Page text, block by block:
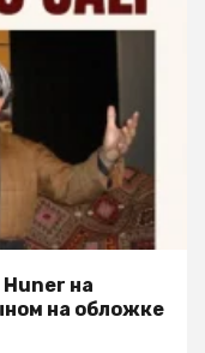
на
на обложке